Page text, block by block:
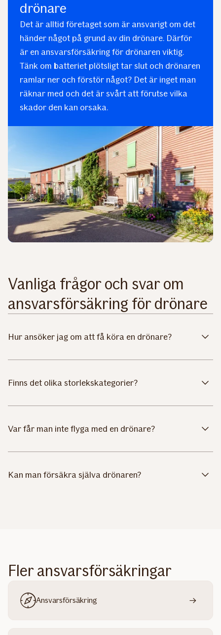
drönare
Det är alltid företaget som är ansvarigt om det
händer något på grund av din drönare. Därför
är en ansvarsförsäkring för drönaren viktig.
Tänk om batteriet plötsligt tar slut och drönaren
ramlar ner och förstör något? Det är inget man
räknar med och det är svårt att förutse vilka
skador den kan orsaka.
Vanliga frågor och svar om
ansvarsförsäkring för drönare
Hur ansöker jag om att få köra en drönare?
Finns det olika storlekskategorier?
Var får man inte flyga med en drönare?
Kan man försäkra själva drönaren?
Fler ansvarsförsäkringar
Ansvarsförsäkring